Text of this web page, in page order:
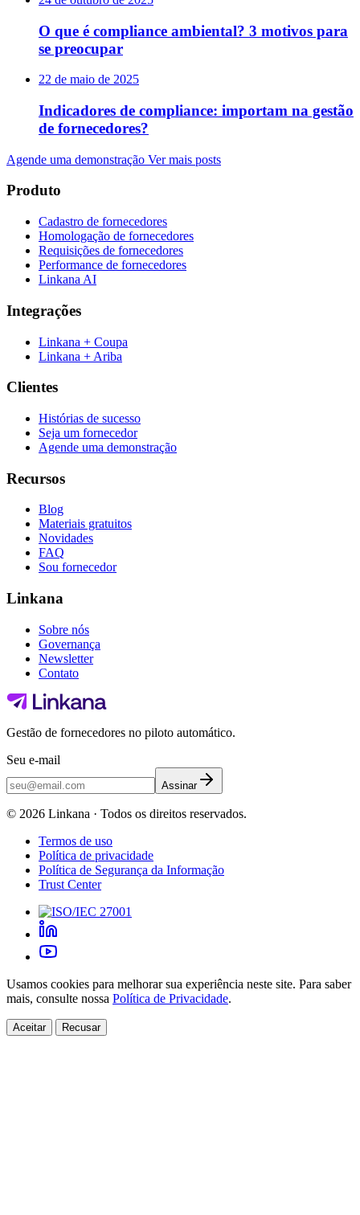
O que é compliance ambiental? 3 motivos para
se preocupar
22 de maio de 2025
Indicadores de compliance: importam na gestão
de fornecedores?
Agende uma demonstração Ver mais posts
Produto
Cadastro de fornecedores
Homologação de fornecedores
Requisições de fornecedores
Performance de fornecedores
Linkana AI
Integrações
Linkana + Coupa
Linkana + Ariba
Clientes
Histórias de sucesso
Seja um fornecedor
Agende uma demonstração
Recursos
Blog
Materiais gratuitos
Novidades
FAQ
Sou fornecedor
Linkana
Sobre nós
Governança
Newsletter
Contato
Gestão de fornecedores no piloto automático.
Seu e-mail
Assinar
© 2026 Linkana · Todos os direitos reservados.
Termos de uso
Política de privacidade
Política de Segurança da Informação
Trust Center
Usamos cookies para melhorar sua experiência neste site. Para saber
mais, consulte nossa Política de Privacidade.
Aceitar Recusar